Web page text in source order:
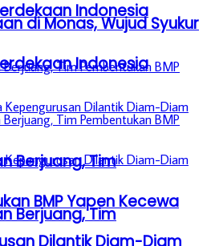
Indonesia
Berjuang, Tim
BMP Yapen Kecewa
Dilantik Diam-Diam
di Monas, Wujud Syukur
Indonesia
Berjuang, Tim